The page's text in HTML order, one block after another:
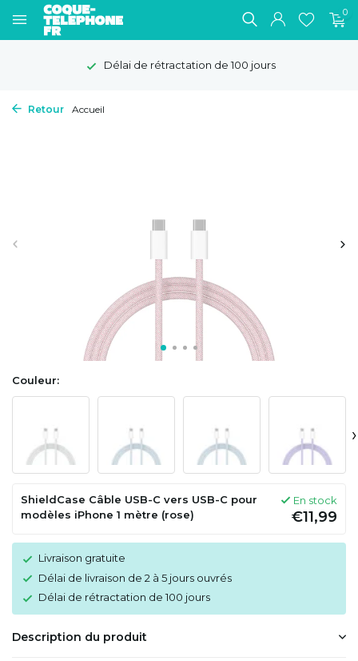
0
Délai de rétractation de 100 jours
Retour Accueil
Couleur:
›
ShieldCase Câble USB-C vers USB-C pour
modèles iPhone 1 mètre (rose)
En stock
€11,99
Livraison gratuite
Délai de livraison de 2 à 5 jours ouvrés
Délai de rétractation de 100 jours
Description du produit